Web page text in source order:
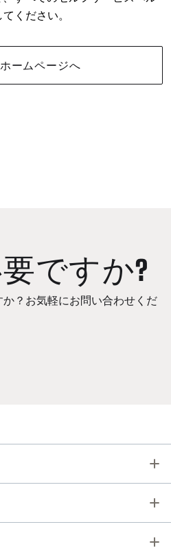
ください。
ームページへ
ですか?
？お気軽にお問い合わせくだ